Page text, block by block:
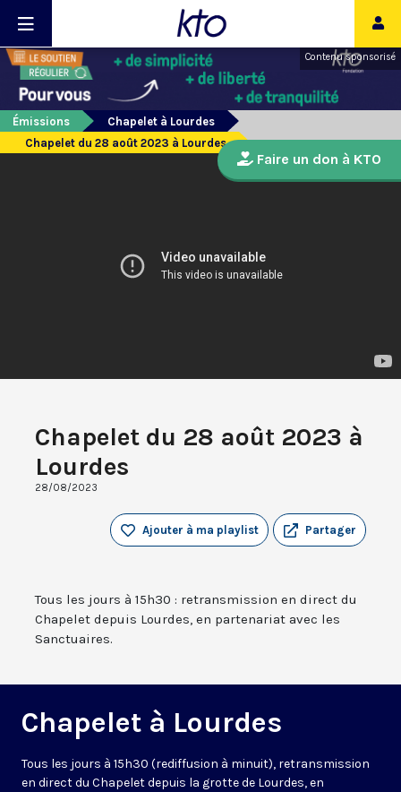
Contenu sponsorisé
Émissions
Chapelet à Lourdes
Chapelet du 28 août 2023 à Lourdes
Chapelet du 28 août 2023 à
Lourdes
28/08/2023
Partager
Ajouter à ma playlist
Tous les jours à 15h30 : retransmission en direct du
Chapelet depuis Lourdes, en partenariat avec les
Sanctuaires.
Chapelet à Lourdes
Tous les jours à 15h30 (rediffusion à minuit), retransmission
en direct du Chapelet depuis la grotte de Lourdes, en
Faire un don à KTO